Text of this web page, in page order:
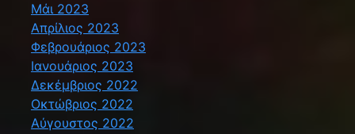
Μάι 2023
Απρίλιος 2023
Φεβρουάριος 2023
Ιανουάριος 2023
Δεκέμβριος 2022
Οκτώβριος 2022
Αύγουστος 2022